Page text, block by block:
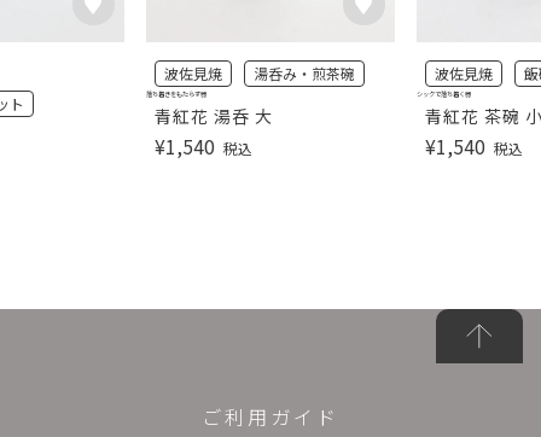
ト
青紅花 湯呑 大
波佐見焼 湯呑み・煎茶碗
¥1,540 税込
落ち着きをもたらす器
青紅花 茶碗
波佐見焼
¥1,540 税込
シックで落ち着く器
ご利用ガイド